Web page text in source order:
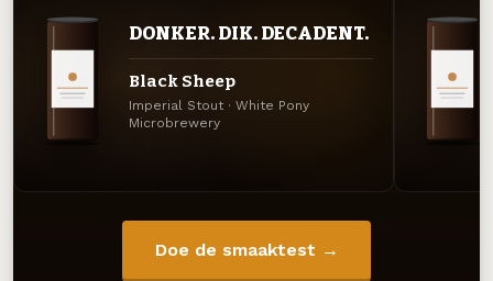
DONKER. DIK. DECADENT.
Black Sheep
Imperial Stout · White Pony
Microbrewery
Doe de smaaktest →